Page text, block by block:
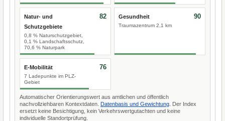
Natur- und
Schutzgebiete
0,8 % Naturschutzgebiet,
0,1 % Landschaftsschutz,
70,6 % Naturpark
82 Gesundheit
Traumazentrum 2,1 km
90
E-Mobilität
7 Ladepunkte im PLZ-
Gebiet
76
Automatischer Orientierungswert aus amtlichen und öffentlich
nachvollziehbaren Kontextdaten. Datenbasis und Gewichtung . Der Index
ersetzt keine Besichtigung, kein Verkehrswertgutachten und keine
individuelle Standortprüfung.